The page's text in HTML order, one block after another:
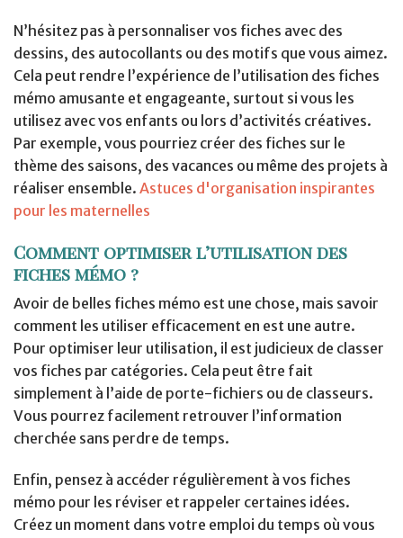
N’hésitez pas à personnaliser vos fiches avec des
dessins, des autocollants ou des motifs que vous aimez.
Cela peut rendre l’expérience de l’utilisation des fiches
mémo amusante et engageante, surtout si vous les
utilisez avec vos enfants ou lors d’activités créatives.
Par exemple, vous pourriez créer des fiches sur le
thème des saisons, des vacances ou même des projets à
réaliser ensemble. Astuces d'organisation inspirantes
pour les maternelles
Comment optimiser l’utilisation des
fiches mémo ?
Avoir de belles fiches mémo est une chose, mais savoir
comment les utiliser efficacement en est une autre.
Pour optimiser leur utilisation, il est judicieux de classer
vos fiches par catégories. Cela peut être fait
simplement à l’aide de porte-fichiers ou de classeurs.
Vous pourrez facilement retrouver l’information
cherchée sans perdre de temps.
Enfin, pensez à accéder régulièrement à vos fiches
mémo pour les réviser et rappeler certaines idées.
Créez un moment dans votre emploi du temps où vous